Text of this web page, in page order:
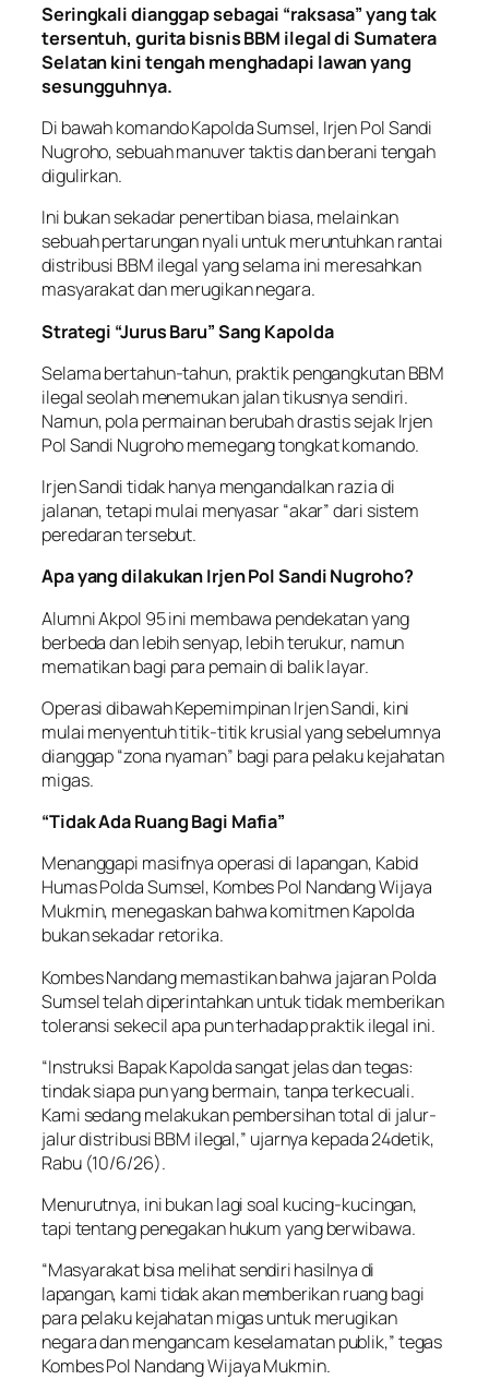
Seringkali dianggap sebagai “raksasa” yang tak
tersentuh, gurita bisnis BBM ilegal di Sumatera
Selatan kini tengah menghadapi lawan yang
sesungguhnya.
Di bawah komando Kapolda Sumsel, Irjen Pol Sandi
Nugroho, sebuah manuver taktis dan berani tengah
digulirkan.
Ini bukan sekadar penertiban biasa, melainkan
sebuah pertarungan nyali untuk meruntuhkan rantai
distribusi BBM ilegal yang selama ini meresahkan
masyarakat dan merugikan negara.
Strategi “Jurus Baru” Sang Kapolda
Selama bertahun-tahun, praktik pengangkutan BBM
ilegal seolah menemukan jalan tikusnya sendiri.
Namun, pola permainan berubah drastis sejak Irjen
Pol Sandi Nugroho memegang tongkat komando.
Irjen Sandi tidak hanya mengandalkan razia di
jalanan, tetapi mulai menyasar “akar” dari sistem
peredaran tersebut.
Apa yang dilakukan Irjen Pol Sandi Nugroho?
Alumni Akpol 95 ini membawa pendekatan yang
berbeda dan lebih senyap, lebih terukur, namun
mematikan bagi para pemain di balik layar.
Operasi dibawah Kepemimpinan Irjen Sandi, kini
mulai menyentuh titik-titik krusial yang sebelumnya
dianggap “zona nyaman” bagi para pelaku kejahatan
migas.
“Tidak Ada Ruang Bagi Mafia”
Menanggapi masifnya operasi di lapangan, Kabid
Humas Polda Sumsel, Kombes Pol Nandang Wijaya
Mukmin, menegaskan bahwa komitmen Kapolda
bukan sekadar retorika.
Kombes Nandang memastikan bahwa jajaran Polda
Sumsel telah diperintahkan untuk tidak memberikan
toleransi sekecil apa pun terhadap praktik ilegal ini.
“Instruksi Bapak Kapolda sangat jelas dan tegas:
tindak siapa pun yang bermain, tanpa terkecuali.
Kami sedang melakukan pembersihan total di jalur-
jalur distribusi BBM ilegal,” ujarnya kepada 24detik,
Rabu (10/6/26).
Menurutnya, ini bukan lagi soal kucing-kucingan,
tapi tentang penegakan hukum yang berwibawa.
“Masyarakat bisa melihat sendiri hasilnya di
lapangan, kami tidak akan memberikan ruang bagi
para pelaku kejahatan migas untuk merugikan
negara dan mengancam keselamatan publik,” tegas
Kombes Pol Nandang Wijaya Mukmin.